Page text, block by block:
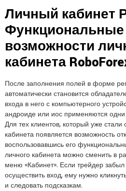
Личный кабинет
Функциональные
возможности
кабинета
После заполнения полей в форме
автоматически становится
входа в него с компьютерного
андроиде или иос применяются
Для тех клиентов, который уже
кабинета появляется возможность
воспользовавшись его
личного кабинета можно сменить в
меню «Кабинет». Если трейдер
осуществить вход, ему нужно
и следовать подсказкам.